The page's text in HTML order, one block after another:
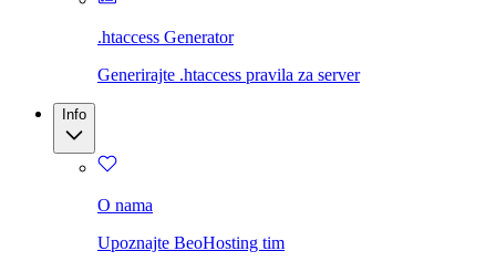
.htaccess Generator
Generirajte .htaccess pravila za server
Info
O nama
Upoznajte BeoHosting tim